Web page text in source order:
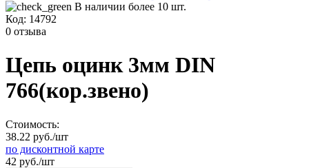
В наличии более 10 шт.
Код: 14792
0 отзыва
Цепь оцинк 3мм DIN
766(кор.звено)
Стоимость:
38.22 руб./шт
по дисконтной карте
42 руб./шт